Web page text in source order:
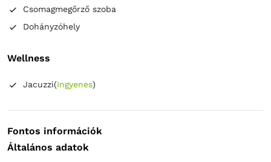
Csomagmegőrző szoba
Dohányzóhely
Wellness
Jacuzzi(Ingyenes)
Fontos információk
Általános adatok